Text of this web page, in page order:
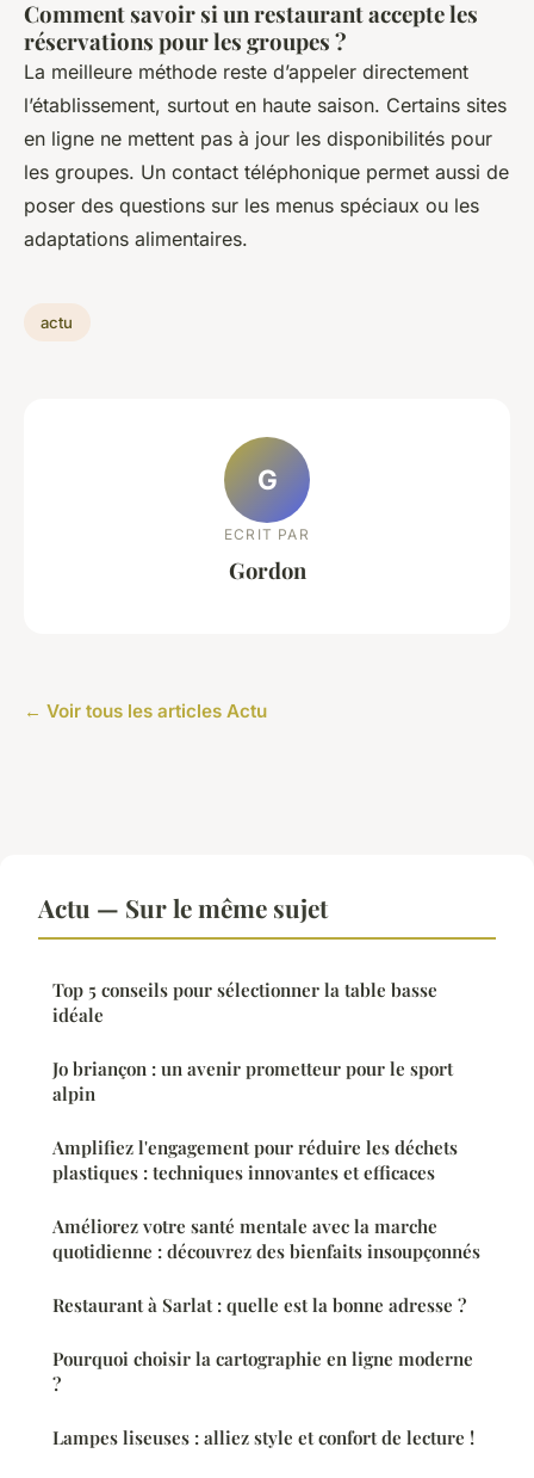
Comment savoir si un restaurant accepte les
réservations pour les groupes ?
La meilleure méthode reste d’appeler directement
l’établissement, surtout en haute saison. Certains sites
en ligne ne mettent pas à jour les disponibilités pour
les groupes. Un contact téléphonique permet aussi de
poser des questions sur les menus spéciaux ou les
adaptations alimentaires.
actu
G
ECRIT PAR
Gordon
← Voir tous les articles Actu
Actu — Sur le même sujet
Top 5 conseils pour sélectionner la table basse
idéale
Jo briançon : un avenir prometteur pour le sport
alpin
Amplifiez l'engagement pour réduire les déchets
plastiques : techniques innovantes et efficaces
Améliorez votre santé mentale avec la marche
quotidienne : découvrez des bienfaits insoupçonnés
Restaurant à Sarlat : quelle est la bonne adresse ?
Pourquoi choisir la cartographie en ligne moderne
?
Lampes liseuses : alliez style et confort de lecture !